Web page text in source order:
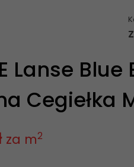
Lanse Blue
Cegiełka
za m2